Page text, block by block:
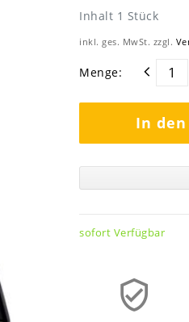
Inhalt 1 Stück
inkl. ges. MwSt. zzgl.
Menge:
In
sofort Verfügbar